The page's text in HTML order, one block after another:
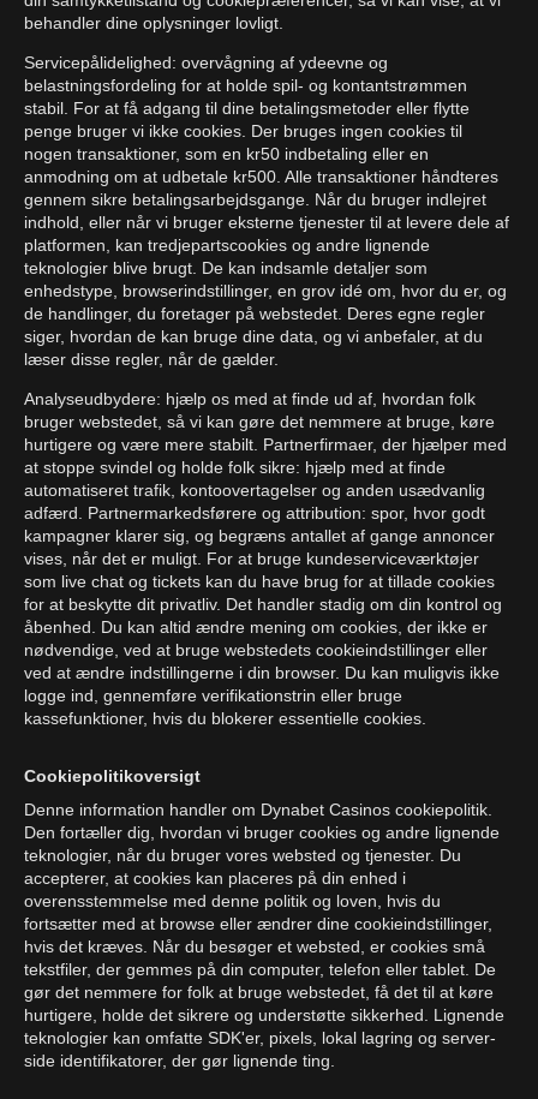
behandler dine oplysninger lovligt.
Servicepålidelighed: overvågning af ydeevne og
belastningsfordeling for at holde spil- og kontantstrømmen
stabil. For at få adgang til dine betalingsmetoder eller flytte
penge bruger vi ikke cookies. Der bruges ingen cookies til
nogen transaktioner, som en kr50 indbetaling eller en
anmodning om at udbetale kr500. Alle transaktioner håndteres
gennem sikre betalingsarbejdsgange. Når du bruger indlejret
indhold, eller når vi bruger eksterne tjenester til at levere dele af
platformen, kan tredjepartscookies og andre lignende
teknologier blive brugt. De kan indsamle detaljer som
enhedstype, browserindstillinger, en grov idé om, hvor du er, og
de handlinger, du foretager på webstedet. Deres egne regler
siger, hvordan de kan bruge dine data, og vi anbefaler, at du
læser disse regler, når de gælder.
Analyseudbydere: hjælp os med at finde ud af, hvordan folk
bruger webstedet, så vi kan gøre det nemmere at bruge, køre
hurtigere og være mere stabilt. Partnerfirmaer, der hjælper med
at stoppe svindel og holde folk sikre: hjælp med at finde
automatiseret trafik, kontoovertagelser og anden usædvanlig
adfærd. Partnermarkedsførere og attribution: spor, hvor godt
kampagner klarer sig, og begræns antallet af gange annoncer
vises, når det er muligt. For at bruge kundeserviceværktøjer
som live chat og tickets kan du have brug for at tillade cookies
for at beskytte dit privatliv. Det handler stadig om din kontrol og
åbenhed. Du kan altid ændre mening om cookies, der ikke er
nødvendige, ved at bruge webstedets cookieindstillinger eller
ved at ændre indstillingerne i din browser. Du kan muligvis ikke
logge ind, gennemføre verifikationstrin eller bruge
kassefunktioner, hvis du blokerer essentielle cookies.
Cookiepolitikoversigt
Denne information handler om Dynabet Casinos cookiepolitik.
Den fortæller dig, hvordan vi bruger cookies og andre lignende
teknologier, når du bruger vores websted og tjenester. Du
accepterer, at cookies kan placeres på din enhed i
overensstemmelse med denne politik og loven, hvis du
fortsætter med at browse eller ændrer dine cookieindstillinger,
hvis det kræves. Når du besøger et websted, er cookies små
tekstfiler, der gemmes på din computer, telefon eller tablet. De
gør det nemmere for folk at bruge webstedet, få det til at køre
hurtigere, holde det sikrere og understøtte sikkerhed. Lignende
teknologier kan omfatte SDK'er, pixels, lokal lagring og server-
side identifikatorer, der gør lignende ting.